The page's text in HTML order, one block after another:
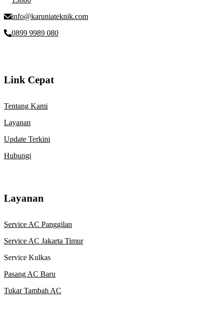
info@karuniateknik.com
0899 9989 080
Link Cepat
Tentang Kami
Layanan
Update Terkini
Hubungi
Layanan
Service AC Panggilan
Service AC Jakarta Timur
Service Kulkas
Pasang AC Baru
Tukar Tambah AC